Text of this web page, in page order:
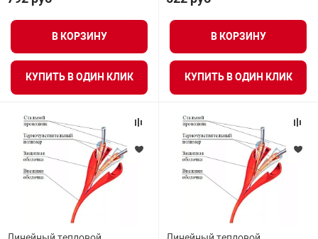
В КОРЗИНУ
КУПИТЬ В ОДИН КЛИК
В КОРЗИНУ
КУПИТЬ В ОДИН КЛИК